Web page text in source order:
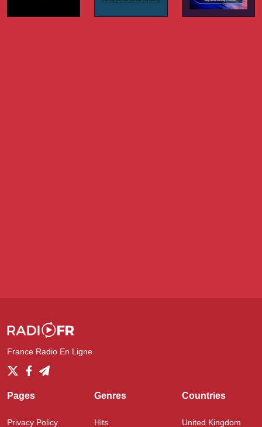
France Radio En Ligne
Pages
Privacy Policy
Genres
Hits
Countries
United Kingdom